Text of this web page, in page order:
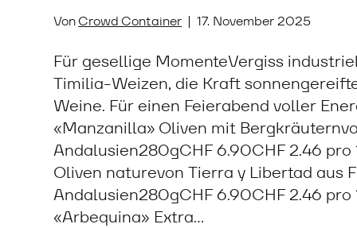
VonCrowd Container | 17. November 2025
Für gesellige MomenteVergiss
Timilia-Weizen, die Kraft
Weine. Für einen Feierabend voller
«Manzanilla» Oliven mit
Andalusien280gCHF 6.90CHF 2.46
Oliven naturevon Tierra y Libertad aus
Andalusien280gCHF 6.90CHF 2.46
«Arbequina» Extra…